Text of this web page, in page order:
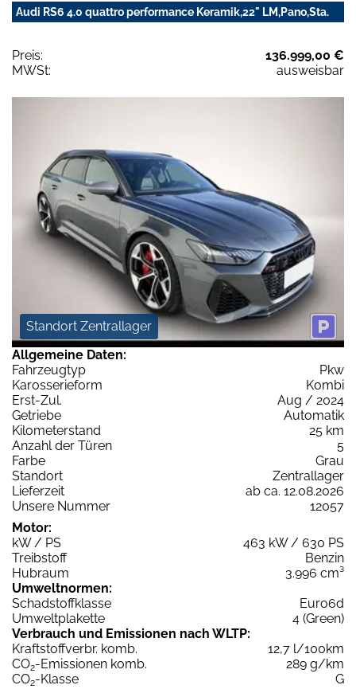
Audi RS6 4.0 quattro performance Keramik,22" LM,Pano,Sta.
Preis:
136.999,00 €
MWSt:
ausweisbar
Standort Zentrallager
Allgemeine Daten:
Fahrzeugtyp
Pkw
Karosserieform
Kombi
Erst-Zul.
Aug / 2024
Getriebe
Automatik
Kilometerstand
25 km
Anzahl der Türen
5
Farbe
Grau
Standort
Zentrallager
Lieferzeit
ab ca. 12.08.2026
Unsere Nummer
12057
Motor:
kW / PS
463 kW / 630 PS
Treibstoff
Benzin
Hubraum
3.996 cm³
Umweltnormen:
Schadstoffklasse
Euro6d
Umweltplakette
4 (Green)
Verbrauch und Emissionen nach WLTP:
Kraftstoffverbr. komb.
12,7 l/100km
CO2-Emissionen komb.
289 g/km
CO2-Klasse
G